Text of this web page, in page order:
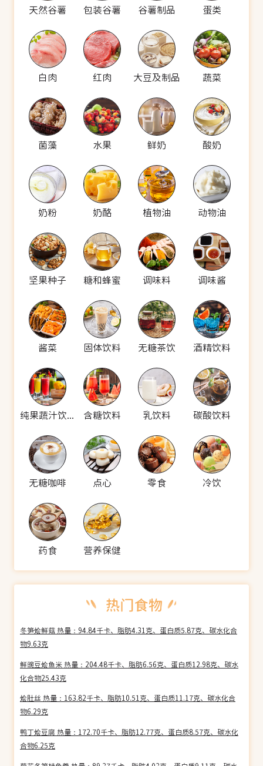
天然谷薯 包装谷薯 谷薯制品 蛋类
白肉 红肉 大豆及制品 蔬菜
菌藻 水果 鲜奶 酸奶
奶粉 奶酪 植物油 动物油
坚果种子 糖和蜂蜜 调味料 调味酱
酱菜 固体饮料 无糖茶饮 酒精饮料
纯果蔬汁饮料 含糖饮料 乳饮料 碳酸饮料
无糖咖啡 点心 零食 冷饮
药食 营养保健
冬笋烩鲜菇 热量：94.84千卡、脂肪4.31克、蛋白质5.87克、碳水化合
物9.63克
鲜豌豆烩鱼米 热量：204.48千卡、脂肪6.56克、蛋白质12.98克、碳水
化合物25.43克
烩肚丝 热量：163.82千卡、脂肪10.51克、蛋白质11.17克、碳水化合
物6.29克
鸭丁烩豆腐 热量：172.70千卡、脂肪12.77克、蛋白质8.57克、碳水化
合物6.25克